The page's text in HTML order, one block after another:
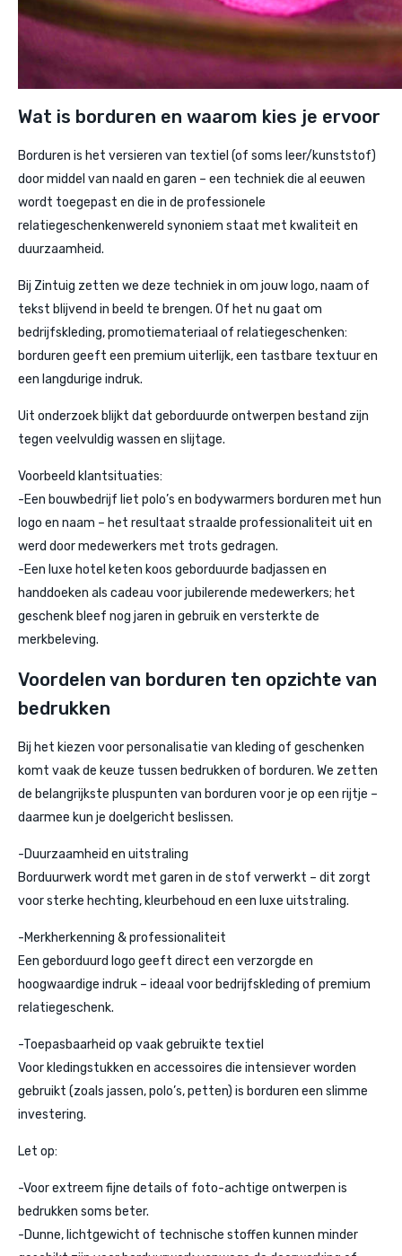
Wat is borduren en waarom kies je ervoor
Borduren is het versieren van textiel (of soms leer/kunststof)
door middel van naald en garen – een techniek die al eeuwen
wordt toegepast en die in de professionele
relatiegeschenkenwereld synoniem staat met kwaliteit en
duurzaamheid.
Bij Zintuig zetten we deze techniek in om jouw logo, naam of
tekst blijvend in beeld te brengen. Of het nu gaat om
bedrijfskleding, promotiemateriaal of relatiegeschenken:
borduren geeft een premium uiterlijk, een tastbare textuur en
een langdurige indruk.
Uit onderzoek blijkt dat geborduurde ontwerpen bestand zijn
tegen veelvuldig wassen en slijtage.
Voorbeeld klantsituaties:
-Een bouwbedrijf liet polo’s en bodywarmers borduren met hun
logo en naam – het resultaat straalde professionaliteit uit en
werd door medewerkers met trots gedragen.
-Een luxe hotel keten koos geborduurde badjassen en
handdoeken als cadeau voor jubilerende medewerkers; het
geschenk bleef nog jaren in gebruik en versterkte de
merkbeleving.
Voordelen van borduren ten opzichte van
bedrukken
Bij het kiezen voor personalisatie van kleding of geschenken
komt vaak de keuze tussen bedrukken of borduren. We zetten
de belangrijkste pluspunten van borduren voor je op een rijtje –
daarmee kun je doelgericht beslissen.
-Duurzaamheid en uitstraling
Borduurwerk wordt met garen in de stof verwerkt – dit zorgt
voor sterke hechting, kleurbehoud en een luxe uitstraling.
-Merkherkenning & professionaliteit
Een geborduurd logo geeft direct een verzorgde en
hoogwaardige indruk – ideaal voor bedrijfskleding of premium
relatiegeschenk.
-Toepasbaarheid op vaak gebruikte textiel
Voor kledingstukken en accessoires die intensiever worden
gebruikt (zoals jassen, polo’s, petten) is borduren een slimme
investering.
Let op:
-Voor extreem fijne details of foto-achtige ontwerpen is
bedrukken soms beter.
-Dunne, lichtgewicht of technische stoffen kunnen minder